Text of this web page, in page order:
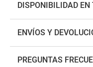
DISPONIBILIDAD EN
ENVÍOS Y
PREGUNTAS